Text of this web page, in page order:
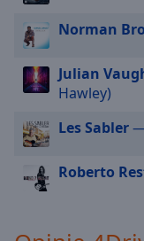
modal
window.
dialog
window.
Escape
Norman
Julian
Hawley)
Les Sabler
Roberto